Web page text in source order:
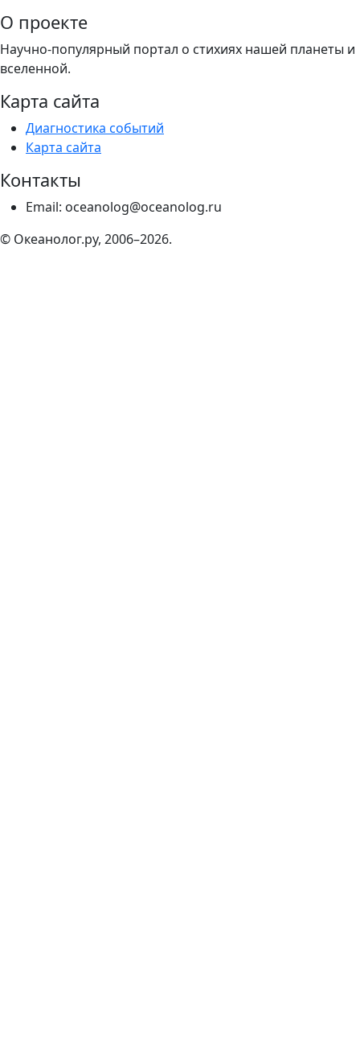
О проекте
Научно-популярный портал о стихиях нашей планеты и
вселенной.
Карта сайта
Диагностика событий
Карта сайта
Контакты
Email: oceanolog@oceanolog.ru
© Океанолог.ру, 2006–2026.